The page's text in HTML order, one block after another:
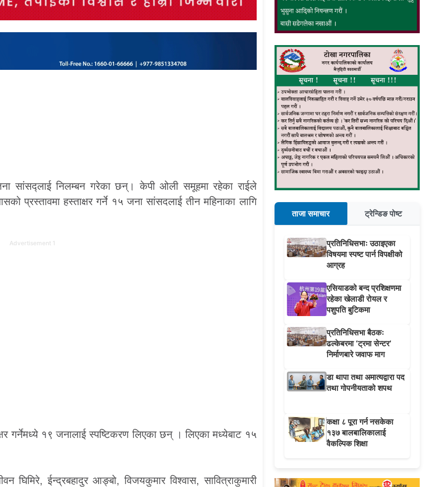
सांसद्लाई निलम्बन गरेका छन्। केपी ओली समूहमा रहेका राईले
प्रस्तावमा हस्ताक्षर गर्ने १५ जना सांसदलाई तीन महिनाका लागि
Advertisement 1
गर्नेमध्ये १९ जनालाई स्पष्टिकरण लिएका छन् । लिएका मध्येबाट १५
घिमिरे, ईन्द्रबहादुर आङ्बो, विजयकुमार विश्वास, सावित्राकुमारी
ताजा समाचार ट्रेन्डिङ पोष्ट
प्रतिनिधिसभाः उठाइएका
विषयमा स्पष्ट पार्न विपक्षीको
आग्रह
एसियाडको बन्द प्रशिक्षणमा
रहेका खेलाडी रोयल र
पशुपति बुटिकमा
प्रतिनिधिसभा बैठकः
ढल्केबरमा ‘ट्रमा सेन्टर’
निर्माणबारे जवाफ माग
डा थापा तथा अमात्यद्वारा पद
तथा गोपनीयताको शपथ
कक्षा ८ पूरा गर्न नसकेका
१३७ बालबालिकालाई
वैकल्पिक शिक्षा